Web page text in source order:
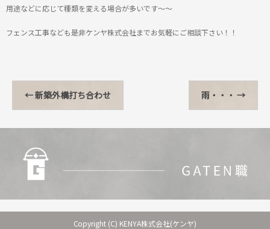
用途などに応じて種類を変える場合が多いです～～
フェンス工事なども是非ケンヤ株式会社までお気軽にご相談下さい！！
←新築外構打ち合わせ 雨・・・ →
Copyright (C) KENYA株式会社(ケンヤ)